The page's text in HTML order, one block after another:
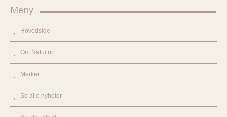
Meny
Hovedside
Om Natur.no
Merker
Se alle nyheter